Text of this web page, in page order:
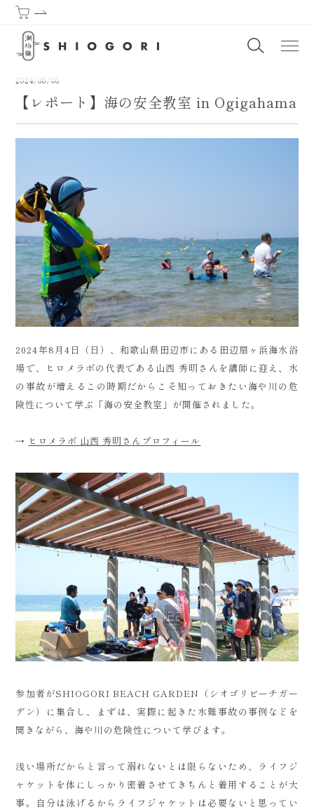
潮垢離からはじまる熊野古道 | SHIOGORI (Purification by the
2024/08/06
【レポート】海の安全教室 in Ogigahama
2024年8月4日（日）、和歌山県田辺市にある田辺扇ヶ浜海水浴
場で、ヒロメラボの代表である山西 秀明さんを講師に迎え、水
の事故が増えるこの時期だからこそ知っておきたい海や川の危
険性について学ぶ「海の安全教室」が開催されました。
→ ヒロメラボ 山西 秀明さんプロフィール
参加者がSHIOGORI BEACH GARDEN（シオゴリビーチガー
デン）に集合し、まずは、実際に起きた水難事故の事例などを
聞きながら、海や川の危険性について学びます。
浅い場所だからと言って溺れないとは限らないため、ライフジ
ャケットを体にしっかり密着させてきちんと着用することが大
事。自分は泳げるからライフジャケットは必要ないと思ってい